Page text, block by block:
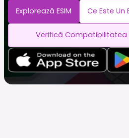
Explorează ESIM Ce Este Un
Verifică Compatibilitatea